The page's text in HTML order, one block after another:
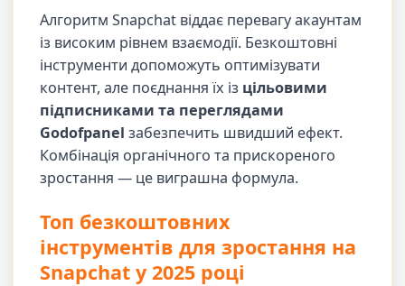
Алгоритм Snapchat віддає перевагу акаунтам
із високим рівнем взаємодії. Безкоштовні
інструменти допоможуть оптимізувати
контент, але поєднання їх із цільовими
підписниками та переглядами
Godofpanel забезпечить швидший ефект.
Комбінація органічного та прискореного
зростання — це виграшна формула.
Топ безкоштовних
інструментів для зростання на
Snapchat у 2025 році